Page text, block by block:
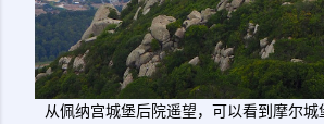
从佩纳宫城堡后院遥望，可以看到摩尔